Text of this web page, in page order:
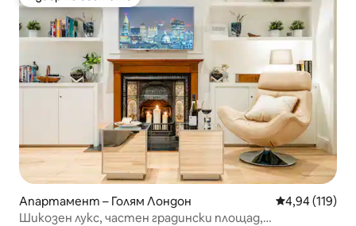
Избор на гостите
Апартамент – Голям Лондон Средна
4,94 (119)
Шикозен лукс, частен градински площад,